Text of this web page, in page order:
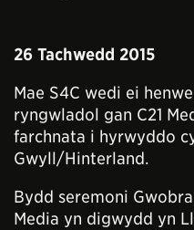
26 Tachwedd 2015
Mae S4C wedi ei
ryngwladol gan C21
farchnata i hyrwyddo
Gwyll/Hinterland.
Bydd seremoni
Media yn digwydd yn